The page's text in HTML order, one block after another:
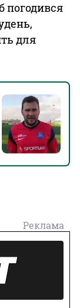
погодився
для
Реклама